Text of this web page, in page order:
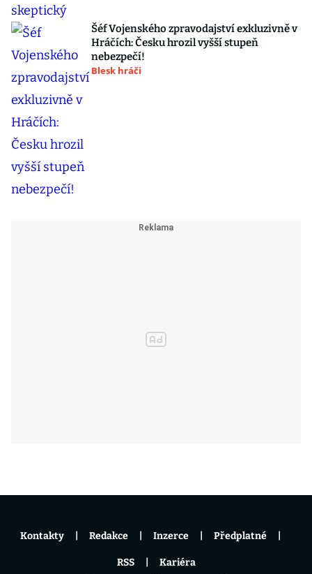
Šéf Vojenského zpravodajství exkluzivně v
Hráčích: Česku hrozil vyšší stupeň
nebezpečí!
Blesk hráči
Kontakty Redakce Inzerce Předplatné
RSS Kariéra